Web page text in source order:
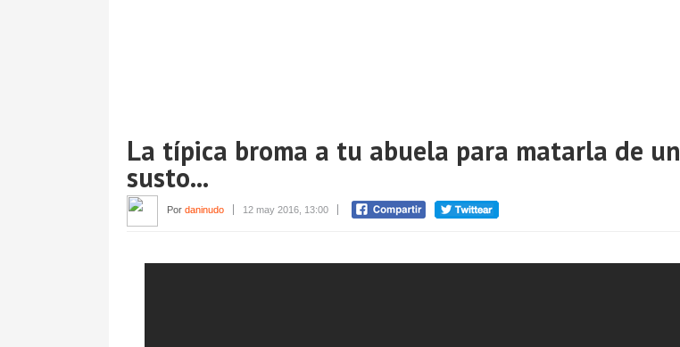
La típica broma a tu abuela para matarla de un
susto...
Por daninudo 12 may 2016, 13:00